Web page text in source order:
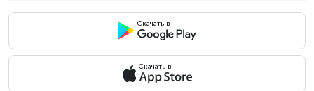
Скачать в
Скачать в